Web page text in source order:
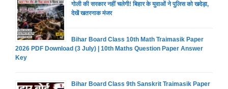
गोली की सरकार नहीं चलेगी! बिहार के युवाओं ने पुलिस को खदेड़ा,
देखें खतरनाक मंजर
Bihar Board Class 10th Math Traimasik Paper
2026 PDF Download (3 July) | 10th Maths Question Paper Answer
Key
Bihar Board Class 9th Sanskrit Traimasik Paper